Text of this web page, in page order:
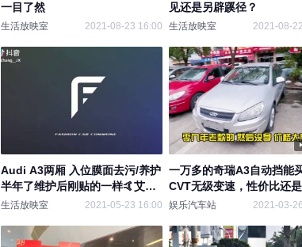
一目了然
生活放映室 2021-08-23 16:00
见还是另辟蹊径？
生活放映室 2021-08-
Audi A3两厢 入位膜面去污/养护
半年了维护后刚贴的一样🤙艾利
丹尼森 陶瓷黑撸车日常 下集
生活放映室 2021-05-23 16:00
一万多的奇瑞A3自动挡能
CVT无级变速，性价比还
错的
娱乐汽车站 2021-03-